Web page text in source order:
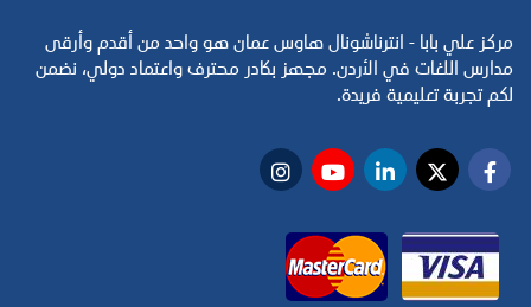
مركز علي بابا - انترناشونال هاوس عمان هو واحد من أقدم وأرقى
مدارس اللغات في الأردن. مجهز بكادر محترف واعتماد دولي، نضمن
لكم تجربة تعليمية فريدة.